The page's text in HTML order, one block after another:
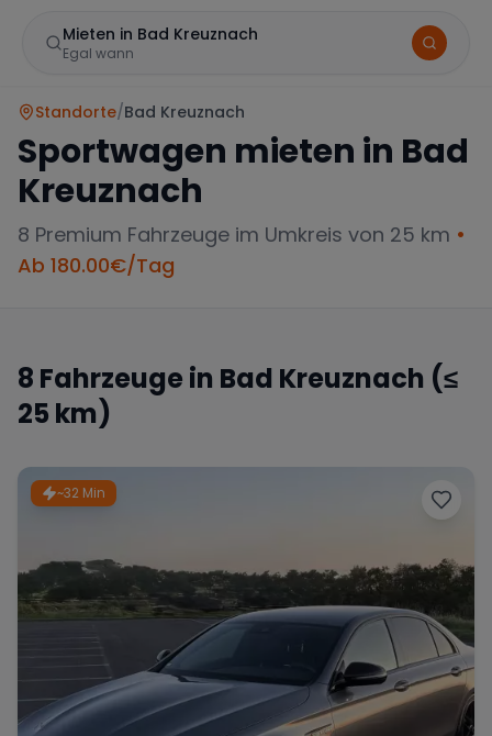
Mieten in Bad Kreuznach
Egal wann
Mercedes
Jaguar
Wann
Zeitraum wählen
Standorte/Bad Kreuznach
Sportwagen mieten in Bad
Kreuznach
8 Premium Fahrzeuge im Umkreis von 25 km •
Ab 180.00€/Tag
8 Fahrzeuge in Bad Kreuznach (≤
25 km)
~32 Min